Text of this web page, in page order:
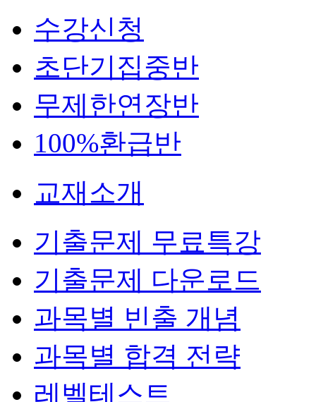
수강신청
초단기집중반
무제한연장반
100%환급반
교재소개
기출문제 무료특강
기출문제 다운로드
과목별 빈출 개념
과목별 합격 전략
레벨테스트